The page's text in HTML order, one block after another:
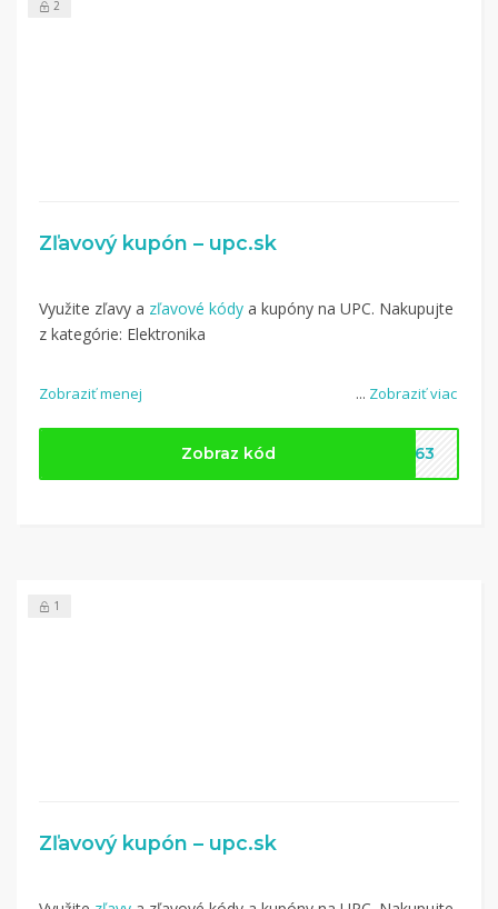
2
Zľavový kupón – upc.sk
... Zobraziť viac
Využite zľavy a zľavové kódy a kupóny na UPC. Nakupujte
z kategórie: Elektronika
Zobraziť menej
Zobraz kód 6463
1
Zľavový kupón – upc.sk